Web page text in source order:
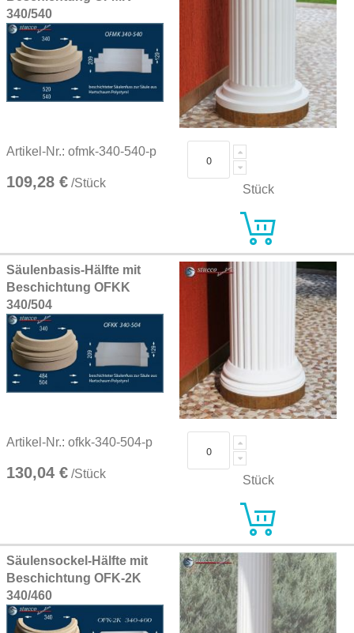
340/540
Artikel-Nr.: ofmk-340-540-p
109,28 € /Stück Stück
Säulenbasis-Hälfte mit
Beschichtung OFKK
340/504
Artikel-Nr.: ofkk-340-504-p
130,04 € /Stück Stück
Säulensockel-Hälfte mit
Beschichtung OFK-2K
340/460